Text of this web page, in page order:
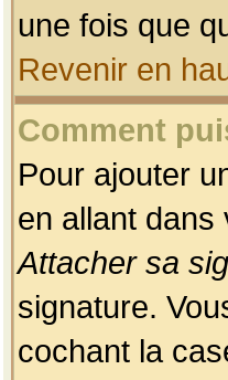
une fois que
Revenir en
Comment
Pour ajouter
en allant
Attacher sa
signature.
cochant la